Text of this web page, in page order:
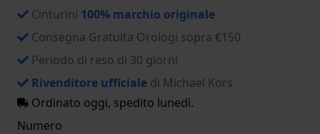
Cinturini 100% marchio originale
Consegna Gratuita Orologi sopra €150
Periodo di reso di 30 giorni
Rivenditore ufficiale di Michael Kors
Ordinato oggi, spedito lunedì.
Numero